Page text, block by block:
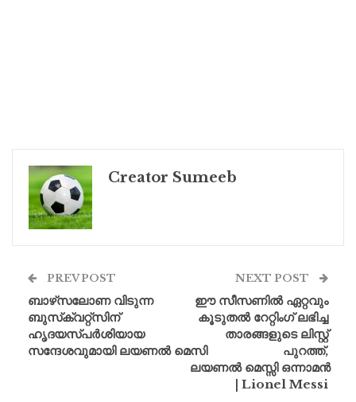
Creator Sumeeb
PREV POST
ബാഴ്‌സലോണ വിടുന്ന
ബുസ്‌ക്വറ്റ്‌സിന്
ഹൃദയസ്‌പർശിയായ
സന്ദേശവുമായി ലയണൽ മെസി
NEXT POST
ഈ സീസണിൽ ഏറ്റവും
കൂടുതൽ റേറ്റിംഗ് ലഭിച്ച
താരങ്ങളുടെ ലിസ്റ്റ്
പുറത്ത്,
ലയണൽ മെസ്സി ഒന്നാമൻ
| Lionel Messi